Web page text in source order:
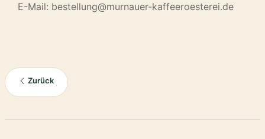
E-Mail: bestellung@murnauer-kaffeeroesterei.de
Zurück